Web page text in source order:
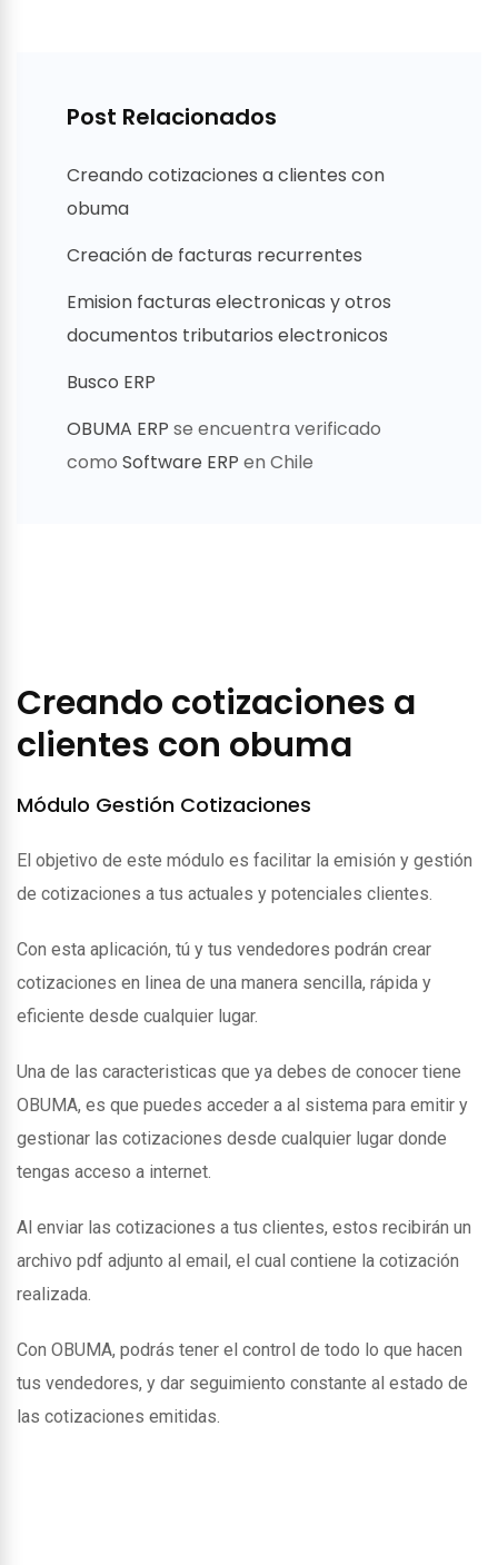
Post Relacionados
Creando cotizaciones a clientes con
obuma
Creación de facturas recurrentes
Emision facturas electronicas y otros
documentos tributarios electronicos
Busco ERP
OBUMA ERP se encuentra verificado
como Software ERP en Chile
Creando cotizaciones a
clientes con obuma
Módulo Gestión Cotizaciones
El objetivo de este módulo es facilitar la emisión y gestión
de cotizaciones a tus actuales y potenciales clientes.
Con esta aplicación, tú y tus vendedores podrán crear
cotizaciones en linea de una manera sencilla, rápida y
eficiente desde cualquier lugar.
Una de las caracteristicas que ya debes de conocer tiene
OBUMA, es que puedes acceder a al sistema para emitir y
gestionar las cotizaciones desde cualquier lugar donde
tengas acceso a internet.
Al enviar las cotizaciones a tus clientes, estos recibirán un
archivo pdf adjunto al email, el cual contiene la cotización
realizada.
Con OBUMA, podrás tener el control de todo lo que hacen
tus vendedores, y dar seguimiento constante al estado de
las cotizaciones emitidas.